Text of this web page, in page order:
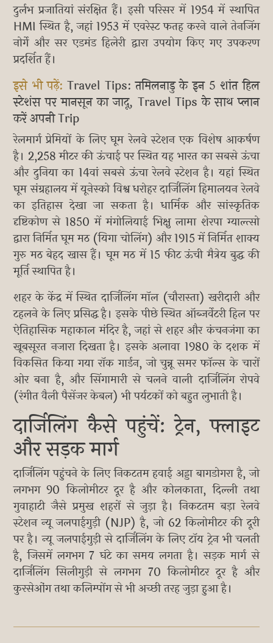
दुर्लभ प्रजातियां संरक्षित हैं। इसी परिसर में 1954 में स्थापित
HMI स्थित है, जहां 1953 में एवरेस्ट फतह करने वाले तेनजिंग
नोर्गे और सर एडमंड हिलेरी द्वारा उपयोग किए गए उपकरण
प्रदर्शित हैं।
इसे भी पढ़ें:Travel Tips: तमिलनाडु के इन 5 शांत हिल
स्टेशंस पर मानसून का जादू, Travel Tips के साथ प्लान
करें अपनी Trip
रेलमार्ग प्रेमियों के लिए घूम रेलवे स्टेशन एक विशेष आकर्षण
है। 2,258 मीटर की ऊंचाई पर स्थित यह भारत का सबसे ऊंचा
और दुनिया का 14वां सबसे ऊंचा रेलवे स्टेशन है। यहां स्थित
घूम संग्रहालय में यूनेस्को विश्व धरोहर दार्जिलिंग हिमालयन रेलवे
का इतिहास देखा जा सकता है। धार्मिक और सांस्कृतिक
दृष्टिकोण से 1850 में मंगोलियाई भिक्षु लामा शेरपा ग्याल्त्सो
द्वारा निर्मित घूम मठ (यिगा चोलिंग) और 1915 में निर्मित शाक्य
गुरु मठ बेहद खास हैं। घूम मठ में 15 फीट ऊंची मैत्रेय बुद्ध की
मूर्ति स्थापित है।
शहर के केंद्र में स्थित दार्जिलिंग मॉल (चौरास्ता) खरीदारी और
टहलने के लिए प्रसिद्ध है। इसके पीछे स्थित ऑब्जर्वेटरी हिल पर
ऐतिहासिक महाकाल मंदिर है, जहां से शहर और कंचनजंगा का
खूबसूरत नजारा दिखता है। इसके अलावा 1980 के दशक में
विकसित किया गया रॉक गार्डन, जो चुन्नू समर फॉल्स के चारों
ओर बना है, और सिंगामारी से चलने वाली दार्जिलिंग रोपवे
(रंगीत वैली पैसेंजर केबल) भी पर्यटकों को बहुत लुभाती है।
दार्जिलिंग कैसे पहुंचें: ट्रेन, फ्लाइट
और सड़क मार्ग
दार्जिलिंग पहुंचने के लिए निकटतम हवाई अड्डा बागडोगरा है, जो
लगभग 90 किलोमीटर दूर है और कोलकाता, दिल्ली तथा
गुवाहाटी जैसे प्रमुख शहरों से जुड़ा है। निकटतम बड़ा रेलवे
स्टेशन न्यू जलपाईगुड़ी (NJP) है, जो 62 किलोमीटर की दूरी
पर है। न्यू जलपाईगुड़ी से दार्जिलिंग के लिए टॉय ट्रेन भी चलती
है, जिसमें लगभग 7 घंटे का समय लगता है। सड़क मार्ग से
दार्जिलिंग सिलीगुड़ी से लगभग 70 किलोमीटर दूर है और
कुरसेओंग तथा कलिम्पोंग से भी अच्छी तरह जुड़ा हुआ है।